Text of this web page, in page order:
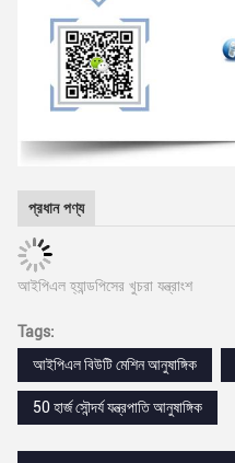
প্রধান পণ্য
আইপিএল হ্যান্ডপিসের খুচরা যন্ত্রাংশ
Tags:
আইপিএল বিউটি মেশিন আনুষাঙ্গিক
50 হার্জ সৌন্দর্য যন্ত্রপাতি আনুষাঙ্গিক